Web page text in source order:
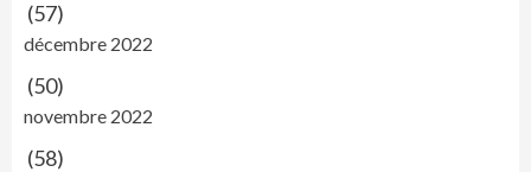
(57)
décembre 2022
(50)
novembre 2022
(58)